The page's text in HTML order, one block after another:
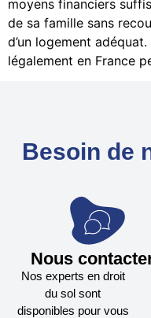
moyens financiers
de sa famille sans
d’un logement
légalement en France
Besoin de
Nous
Nos experts en droit
du sol sont
disponibles pour vous